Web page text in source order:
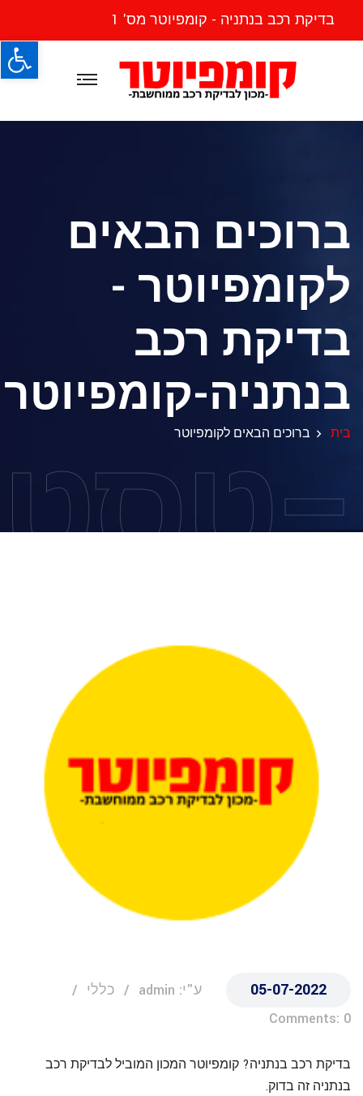
בדיקת רכב בנתניה - קומפיוטר מס' 1
ברוכים הבאים
לקומפיוטר -
בדיקת רכב
בנתניה-קומפיוטר
בית ברוכים הבאים לקומפיוטרטסט
05-07-2022 ע"י: admin
כללי
Comments: 0
בדיקת רכב בנתניה? קומפיוטר המכון המוביל לבדיקת רכב
בנתניה זה בדוק.